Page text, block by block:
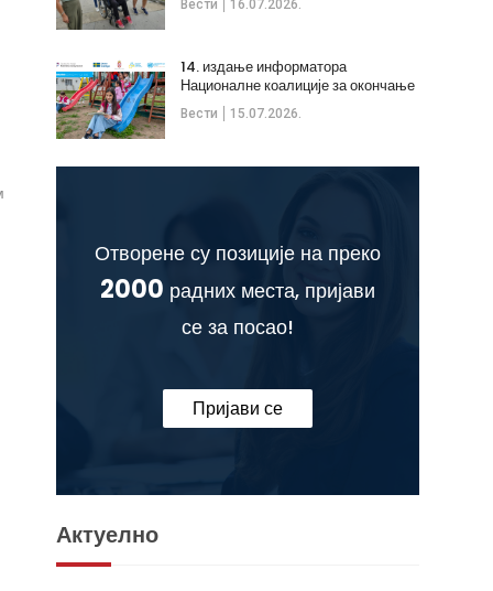
Вести 16.07.2026.
Вести 15.07.2026.
14. издање информатора
Националне коалиције за окончање
дечијих бракова
Отворене су позиције на преко
2000 радних места, пријави
се за посао!
Пријави се
Актуелно